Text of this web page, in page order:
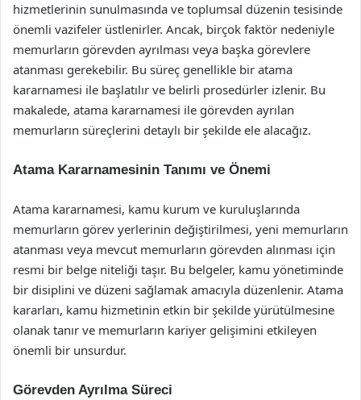
hizmetlerinin sunulmasında ve toplumsal düzenin tesisinde
önemli vazifeler üstlenirler. Ancak, birçok faktör nedeniyle
memurların görevden ayrılması veya başka görevlere
atanması gerekebilir. Bu süreç genellikle bir atama
kararnamesi ile başlatılır ve belirli prosedürler izlenir. Bu
makalede, atama kararnamesi ile görevden ayrılan
memurların süreçlerini detaylı bir şekilde ele alacağız.
Atama Kararnamesinin Tanımı ve Önemi
Atama kararnamesi, kamu kurum ve kuruluşlarında
memurların görev yerlerinin değiştirilmesi, yeni memurların
atanması veya mevcut memurların görevden alınması için
resmi bir belge niteliği taşır. Bu belgeler, kamu yönetiminde
bir disiplini ve düzeni sağlamak amacıyla düzenlenir. Atama
kararları, kamu hizmetinin etkin bir şekilde yürütülmesine
olanak tanır ve memurların kariyer gelişimini etkileyen
önemli bir unsurdur.
Görevden Ayrılma Süreci